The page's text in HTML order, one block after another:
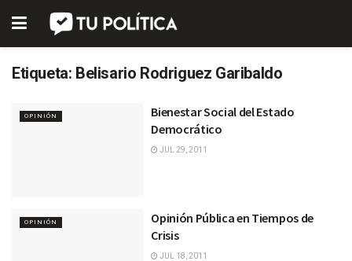
Etiqueta: Belisario Rodriguez Garibaldo
OPINIÓN
Bienestar Social del Estado
Democrático
JUL 29, 2011
OPINIÓN
Opinión Pública en Tiempos de
Crisis
JUL 18, 2011